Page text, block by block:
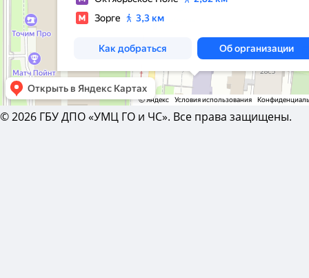
© 2026 ГБУ ДПО «УМЦ ГО и ЧС». Все права защищены.